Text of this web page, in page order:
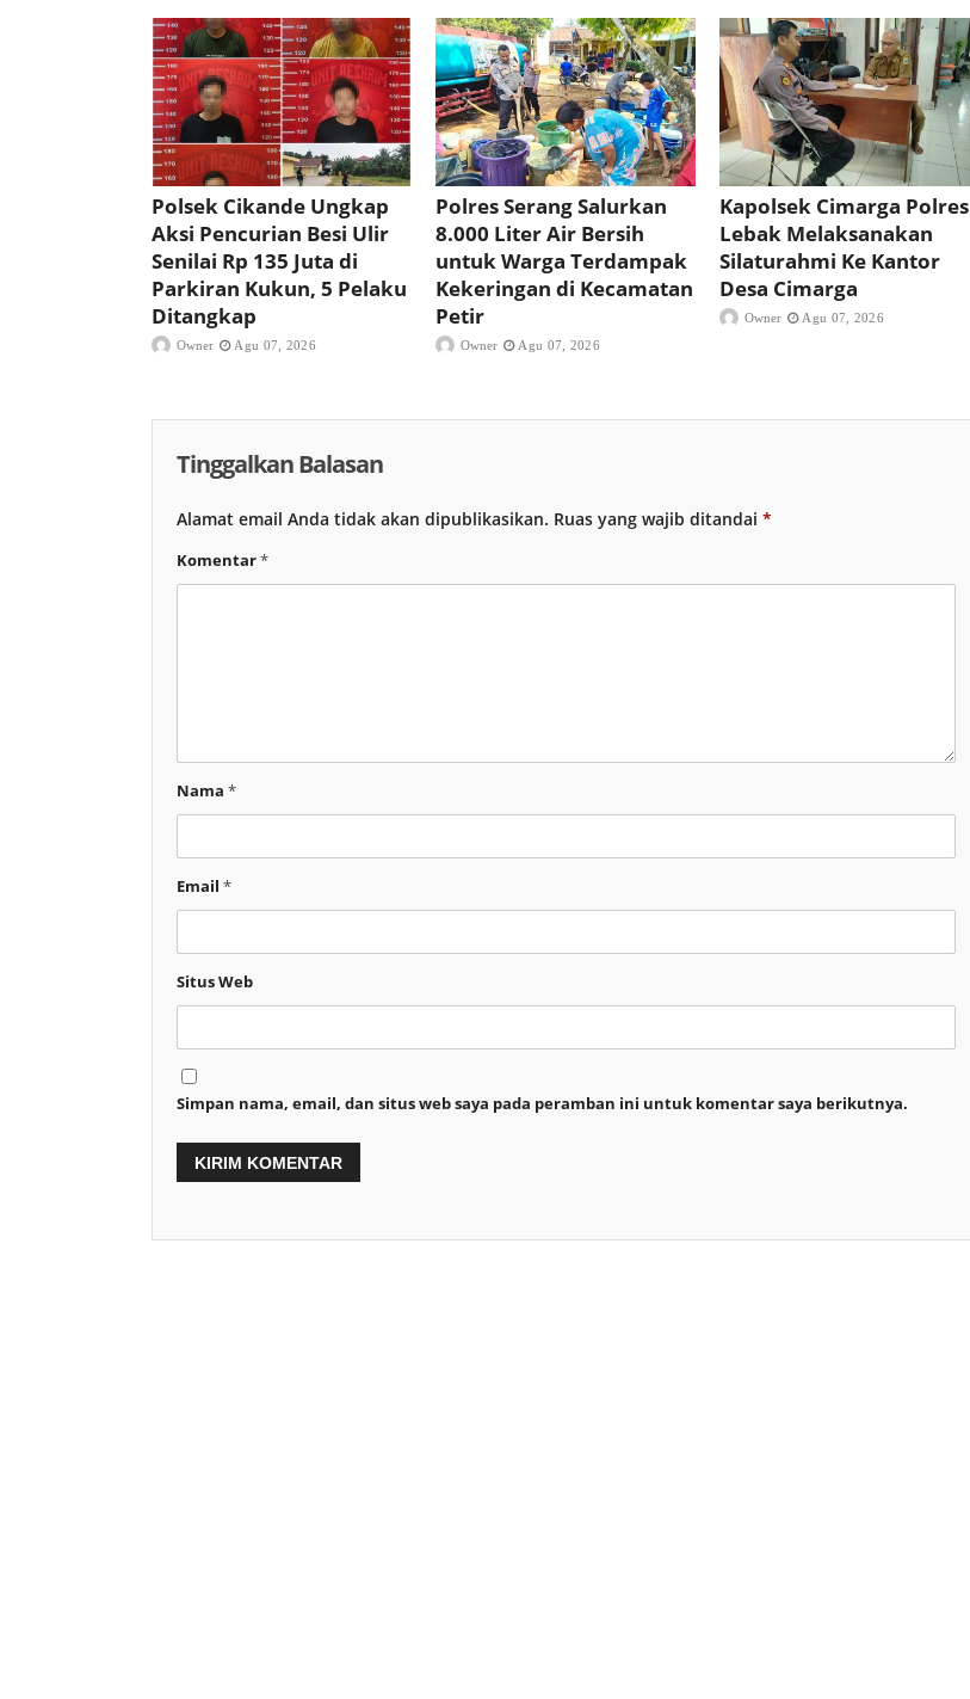
Polsek Cikande Ungkap
Aksi Pencurian Besi Ulir
Senilai Rp 135 Juta di
Parkiran Kukun, 5 Pelaku
Ditangkap
Owner Agu 07, 2026
Polres Serang Salurkan
8.000 Liter Air Bersih
untuk Warga Terdampak
Kekeringan di Kecamatan
Petir
Owner Agu 07, 2026
Kapolsek Cimarga Polres
Lebak Melaksanakan
Silaturahmi Ke Kantor
Desa Cimarga
Owner Agu 07, 2026
Tinggalkan Balasan
Alamat email Anda tidak akan dipublikasikan. Ruas yang wajib ditandai *
Komentar*
Nama *
Email *
Situs Web
Simpan nama, email, dan situs web saya pada peramban ini untuk komentar saya berikutnya.